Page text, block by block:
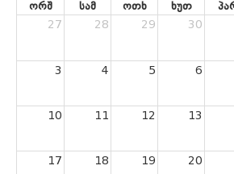
ორშ სამ ოთხ ხუთ
27
28 29 30
3 4 5 6
10 11 12 13
17 18 19 20